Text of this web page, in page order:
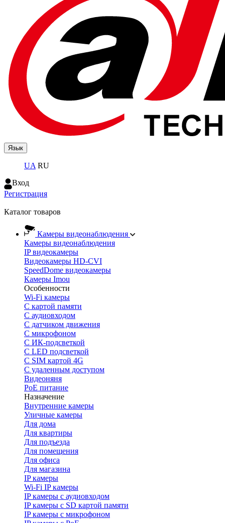
Язык
UA RU
Вход
Регистрация
Каталог товаров
Камеры видеонаблюдения
Камеры видеонаблюдения
IP видеокамеры
Видеокамеры HD-CVI
SpeedDome видеокамеры
Камеры Imou
Особенности
Wi-Fi камеры
С картой памяти
С аудиовходом
С датчиком движения
С микрофоном
С ИК-подсветкой
С LED подсветкой
C SIM картой 4G
C удаленным доступом
Видеоняня
PoE питание
Назначение
Внутренние камеры
Уличные камеры
Для дома
Для квартиры
Для подъезда
Для помещения
Для офиса
Для магазина
IP камеры
Wi-Fi IP камеры
IP камеры с аудиовходом
IP камеры с SD картой памяти
IP камеры с микрофоном